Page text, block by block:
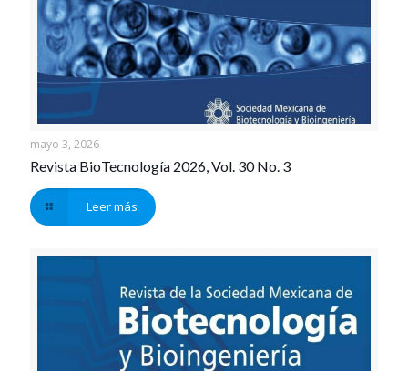
mayo 3, 2026
Revista BioTecnología 2026, Vol. 30 No. 3
Leer más